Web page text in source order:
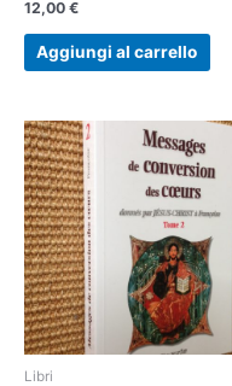
12,00 €
Aggiungi al carrello
Libri